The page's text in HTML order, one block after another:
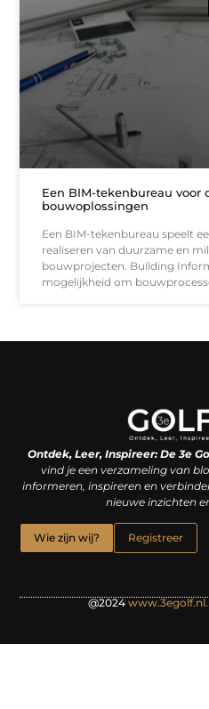
Een BIM-tekenbureau voor
bouwoplossingen
Een BIM-tekenbureau speelt
realiseren van duurzame en
bouwprojecten. Building
mogelijkheid om
Ontdek, Leer, Inspireer: De 3e
vind je een verzameling van
informeren, inspireren en
nieuwe inzichten
Wie zijn wij? Registreer
@2024www.3egolf.nl.